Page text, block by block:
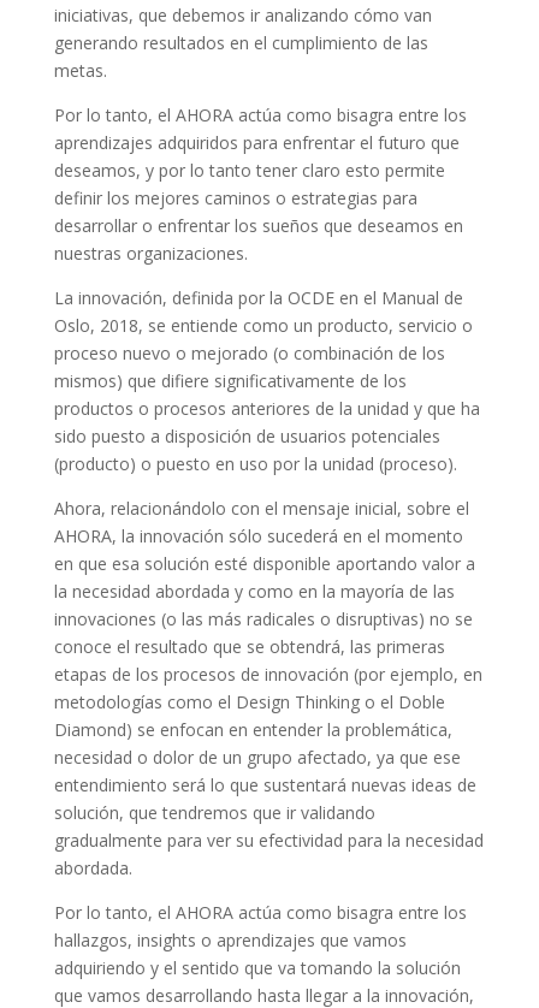
iniciativas, que debemos ir analizando cómo van
generando resultados en el cumplimiento de las
metas.
Por lo tanto, el AHORA actúa como bisagra entre los
aprendizajes adquiridos para enfrentar el futuro que
deseamos, y por lo tanto tener claro esto permite
definir los mejores caminos o estrategias para
desarrollar o enfrentar los sueños que deseamos en
nuestras organizaciones.
La innovación, definida por la OCDE en el Manual de
Oslo, 2018, se entiende como un producto, servicio o
proceso nuevo o mejorado (o combinación de los
mismos) que difiere significativamente de los
productos o procesos anteriores de la unidad y que ha
sido puesto a disposición de usuarios potenciales
(producto) o puesto en uso por la unidad (proceso).
Ahora, relacionándolo con el mensaje inicial, sobre el
AHORA, la innovación sólo sucederá en el momento
en que esa solución esté disponible aportando valor a
la necesidad abordada y como en la mayoría de las
innovaciones (o las más radicales o disruptivas) no se
conoce el resultado que se obtendrá, las primeras
etapas de los procesos de innovación (por ejemplo, en
metodologías como el Design Thinking o el Doble
Diamond) se enfocan en entender la problemática,
necesidad o dolor de un grupo afectado, ya que ese
entendimiento será lo que sustentará nuevas ideas de
solución, que tendremos que ir validando
gradualmente para ver su efectividad para la necesidad
abordada.
Por lo tanto, el AHORA actúa como bisagra entre los
hallazgos, insights o aprendizajes que vamos
adquiriendo y el sentido que va tomando la solución
que vamos desarrollando hasta llegar a la innovación,